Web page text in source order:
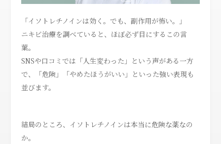
「イソトレチノインは効く。でも、副作用が怖い。」
ニキビ治療を調べていると、ほぼ必ず目にするこの言
葉。
SNSや口コミでは「人生変わった」という声がある一方
で、「危険」「やめたほうがいい」といった強い表現も
並びます。
結局のところ、イソトレチノインは本当に危険な薬なの
か。